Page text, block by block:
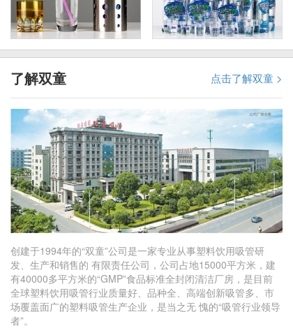
了解双童 点击了解双童 >
创建于1994年的“双童”公司是一家专业从事塑料饮用吸管研
发、生产和销售的 有限责任公司，公司占地15000平方米，建
有40000多平方米的“GMP”食品标准全封闭清洁厂房，是目前
全球塑料饮用吸管行业质量好、品种全、高端创新吸管多、市
场覆盖面广的塑料吸管生产企业，是当之无 愧的“吸管行业领导
者”。